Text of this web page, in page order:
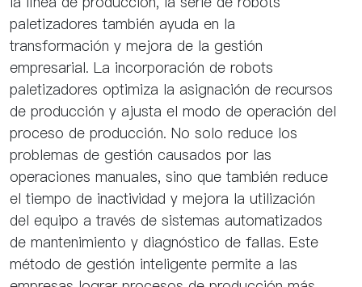
paletizadores también ayuda en la
transformación y mejora de la gestión
empresarial. La incorporación de robots
paletizadores optimiza la asignación de recursos
de producción y ajusta el modo de operación del
proceso de producción. No solo reduce los
problemas de gestión causados por las
operaciones manuales, sino que también reduce
el tiempo de inactividad y mejora la utilización
del equipo a través de sistemas automatizados
de mantenimiento y diagnóstico de fallas. Este
método de gestión inteligente permite a las